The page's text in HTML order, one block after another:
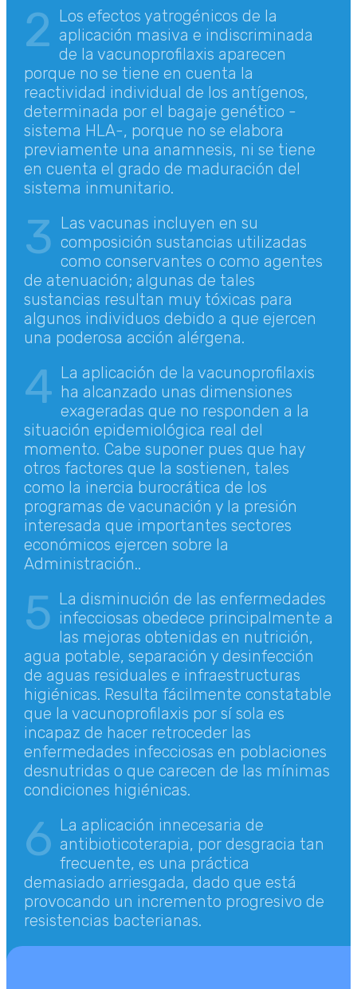
2 Los efectos yatrogénicos de la
aplicación masiva e indiscriminada
de la vacunoprofilaxis aparecen
porque no se tiene en cuenta la
reactividad individual de los antígenos,
determinada por el bagaje genético -
sistema HLA-, porque no se elabora
previamente una anamnesis, ni se tiene
en cuenta el grado de maduración del
sistema inmunitario.
3 Las vacunas incluyen en su
composición sustancias utilizadas
como conservantes o como agentes
de atenuación; algunas de tales
sustancias resultan muy tóxicas para
algunos individuos debido a que ejercen
una poderosa acción alérgena.
4 La aplicación de la vacunoprofilaxis
ha alcanzado unas dimensiones
exageradas que no responden a la
situación epidemiológica real del
momento. Cabe suponer pues que hay
otros factores que la sostienen, tales
como la inercia burocrática de los
programas de vacunación y la presión
interesada que importantes sectores
económicos ejercen sobre la
Administración..
5 La disminución de las enfermedades
infecciosas obedece principalmente a
las mejoras obtenidas en nutrición,
agua potable, separación y desinfección
de aguas residuales e infraestructuras
higiénicas. Resulta fácilmente constatable
que la vacunoprofilaxis por sí sola es
incapaz de hacer retroceder las
enfermedades infecciosas en poblaciones
desnutridas o que carecen de las mínimas
condiciones higiénicas.
6 La aplicación innecesaria de
antibioticoterapia, por desgracia tan
frecuente, es una práctica
demasiado arriesgada, dado que está
provocando un incremento progresivo de
resistencias bacterianas.